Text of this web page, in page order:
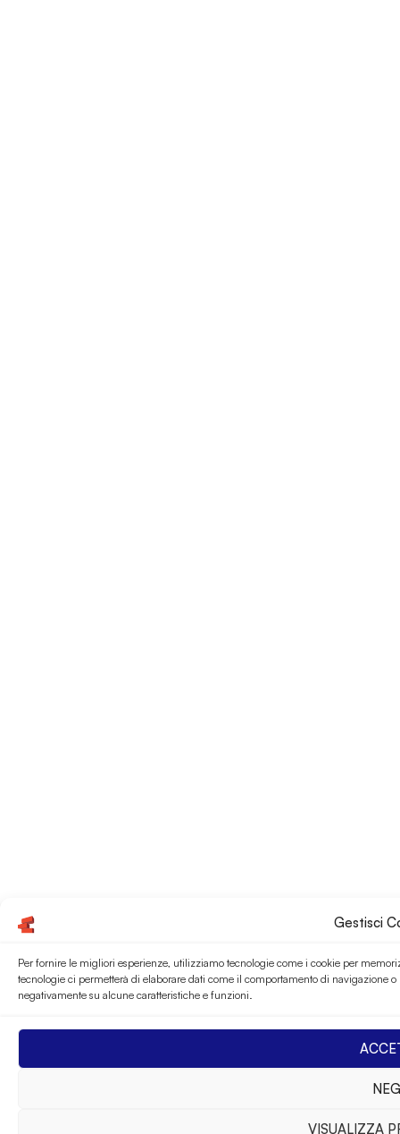
Gestisci
Per fornire le migliori esperienze, utilizziamo tecnologie come i cookie per
tecnologie ci permetterà di elaborare dati come il comportamento di navigazione
negativamente su alcune caratteristiche e funzioni.
VISUALIZZA